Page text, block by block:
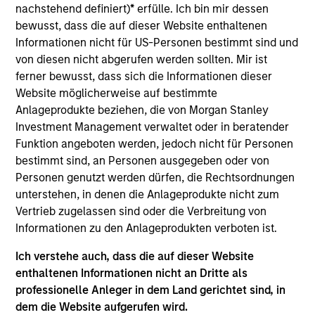
nachstehend definiert)* erfülle. Ich bin mir dessen
bewusst, dass die auf dieser Website enthaltenen
Informationen nicht für US-Personen bestimmt sind und
von diesen nicht abgerufen werden sollten. Mir ist
ferner bewusst, dass sich die Informationen dieser
Website möglicherweise auf bestimmte
Anlageprodukte beziehen, die von Morgan Stanley
Investment Management verwaltet oder in beratender
Funktion angeboten werden, jedoch nicht für Personen
bestimmt sind, an Personen ausgegeben oder von
Personen genutzt werden dürfen, die Rechtsordnungen
unterstehen, in denen die Anlageprodukte nicht zum
Vertrieb zugelassen sind oder die Verbreitung von
Informationen zu den Anlageprodukten verboten ist.
Ich verstehe auch, dass die auf dieser Website
enthaltenen Informationen nicht an Dritte als
professionelle Anleger in dem Land gerichtet sind, in
dem die Website aufgerufen wird.
Samantha is a managing director of Morgan
Stanley. She is a portfolio manager and an analyst
on the Eaton Vance Global team. As a portfolio
manager, she is responsible for buy and sell
decisions, portfolio construction and risk
management for health care portfolios. She is
primarily responsible for covering the health care
sector for global large-cap and small-cap
portfolios. She joined Eaton Vance in 2015. Morgan
Stanley acquired Eaton Vance in March 2021.
Samantha began her career in the investment
management industry in 2000. Before joining Eaton
and global health care portfolio manager at
Goldman Sachs Asset Management (GSAM) for 15
years. She has also covered apparel/luxury goods,
support services, leisure and cosmetics. Samantha